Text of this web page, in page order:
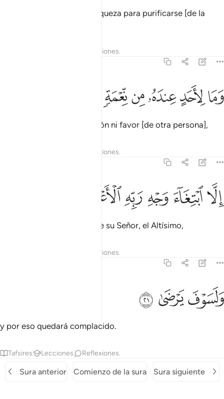
aquel que da parte de su riqueza para purificarse [de la
Reflexiones.
وما لاحد عنده من نعمة تجزى ١٩
وَمَا لِأَحَدٍ عِندَهُۥ مِن نِّعْمَةٍۢ تُجْزَىٰٓ ١٩
ﱩﱪﱫﱬﱭ
no anhelando una retribución ni favor [de otra persona],
Reflexiones.
الا ابتغاء وجه ربه الاعلى ٢٠
إِلَّا ٱبْتِغَآءَ وَجْهِ رَبِّهِ ٱلْأَعْلَىٰ ٢٠
ﱰﱱﱲﱳﱴ
sino anhelando el Rostro de su Señor, el Altísimo,
Reflexiones.
ولسوف يرضى ٢١
وَلَسَوْفَ يَرْضَىٰ ٢١
ﱶﱷ ﱸ
y por eso quedará complacido.
Tafsires Lecciones Reflexiones.
Sura anterior Comienzo de la sura Sura siguiente